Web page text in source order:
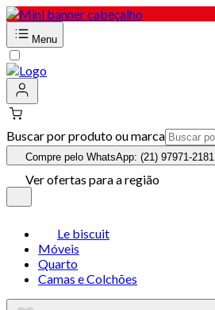
Menu
Buscar por produto ou marca
Compre pelo WhatsApp: (21) 97971-2181
Ver ofertas para a região
Le biscuit
Móveis
Quarto
Camas e Colchões